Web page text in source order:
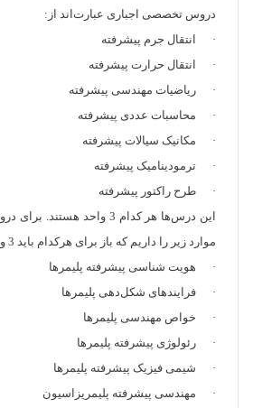
دروس تخصصی اجباری عبارت‌اند از:
· انتقال جرم پیشرفته
· انتقال حرارت پیشرفته
· ریاضیات مهندسی پیشرفته
· محاسبات عددی پیشرفته
· مکانیک سیالات پیشرفته
· ترمودینامیک پیشرفته
· طرح راکتور پیشرفته
این درس‌ها هر کدام 3 واحد
موارد زیر را داریم که باز برای هرکدام باید 3 واحد درسی بگذرانید.
· هویت شناسی پیشرفته پلیمر‌ها
· فرایند‌های شکل‌دهی پلیمرها
· خواص مهندسی پلیمر‌ها
· رئولوژی پیشرفته پلیمر‌ها
· شیمی فیزیک پیشرفته پلیمر‌ها
· مهندسی پیشرفته پلیمریزاسیون